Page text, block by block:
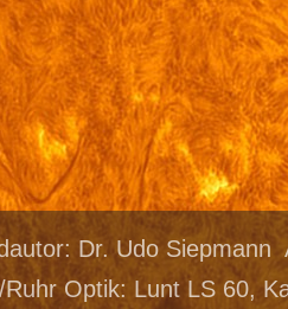
Dr. Udo Siepmann
Optik: Lunt LS 60,